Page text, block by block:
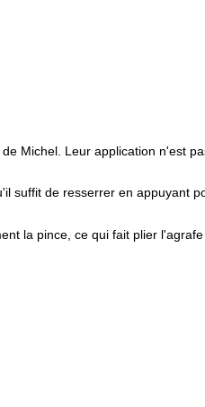
Michel. Leur application n'est
suffit de resserrer en appuyant
la pince, ce qui fait plier l'agrafe